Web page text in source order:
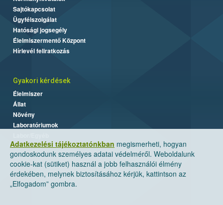
Adatkezelési tájékoztatónkban megismerheti, hogyan
gondoskodunk személyes adatai védelméről. Weboldalunk
cookie-kat (sütiket) használ a jobb felhasználói élmény
érdekében, melynek biztosításához kérjük, kattintson az
„Elfogadom” gombra.
Sajtókapcsolat
Ügyfélszolgálat
Hatósági jogsegély
Élelmiszermentő Központ
Hírlevél feliratkozás
Gyakori kérdések
Élelmiszer
Állat
Növény
Laboratóriumok